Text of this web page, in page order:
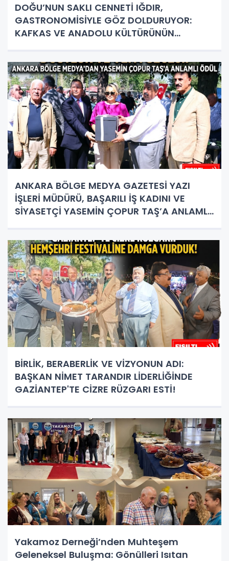
DOĞU’NUN SAKLI CENNETİ IĞDIR,
GASTRONOMİSİYLE GÖZ DOLDURUYOR:
KAFKAS VE ANADOLU KÜLTÜRÜNÜN
ANKARA BÖLGE MEDYA GAZETESİ YAZI
İŞLERİ MÜDÜRÜ, BAŞARILI İŞ KADINI VE
SİYASETÇİ YASEMİN ÇOPUR TAŞ’A ANLAMLI
BİRLİK, BERABERLİK VE VİZYONUN ADI:
BAŞKAN NİMET TARANDIR LİDERLİĞİNDE
GAZİANTEP'TE CİZRE RÜZGARI ESTİ!
Yakamoz Derneği’nden Muhteşem
Geleneksel Buluşma: Gönülleri Isıtan